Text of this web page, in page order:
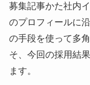
募集記事かた社内
のプロフィールに
の手段を使って多
そ、今回の採用結
ます。